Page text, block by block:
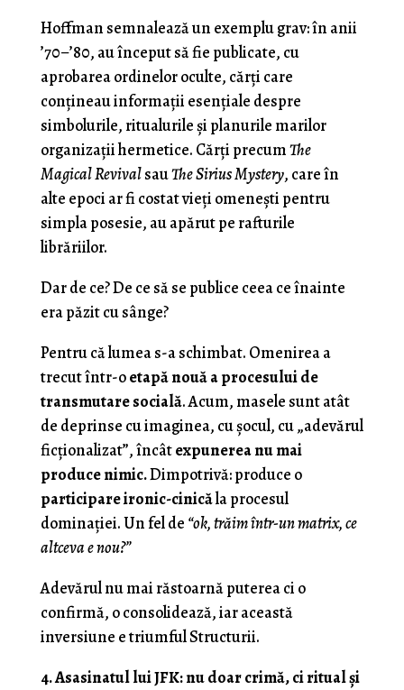
Hoffman semnalează un exemplu grav: în anii
’70–’80, au început să fie publicate, cu
aprobarea ordinelor oculte, cărți care
conțineau informații esențiale despre
simbolurile, ritualurile și planurile marilor
organizații hermetice. Cărți precumThe
Magical RevivalsauThe Sirius Mystery, care în
alte epoci ar fi costat vieți omenești pentru
simpla posesie, au apărut pe rafturile
librăriilor.
Dar de ce? De ce să se publice ceea ce înainte
era păzit cu sânge?
Pentru că lumea s-a schimbat. Omenirea a
trecut într-oetapă nouă a procesului de
transmutare socială. Acum, masele sunt atât
de deprinse cu imaginea, cu șocul, cu „adevărul
ficționalizat”, încâtexpunerea nu mai
produce nimic.Dimpotrivă: produce o
participare ironic-cinicăla procesul
dominației. Un fel de “ok, trăim într-un matrix, ce
altceva e nou?”
Adevărul nu mai răstoarnă puterea ci o
confirmă, o consolidează, iar această
inversiune e triumful Structurii.
4. Asasinatul lui JFK: nu doar crimă, ci ritual și